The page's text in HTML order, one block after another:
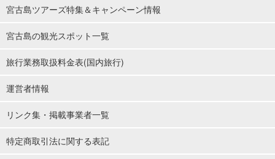
宮古島ツアーズ特集＆キャンペーン情報
宮古島の観光スポット一覧
旅行業務取扱料金表(国内旅行)
運営者情報
リンク集・掲載事業者一覧
特定商取引法に関する表記